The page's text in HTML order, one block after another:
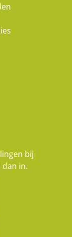
bij
dan in.